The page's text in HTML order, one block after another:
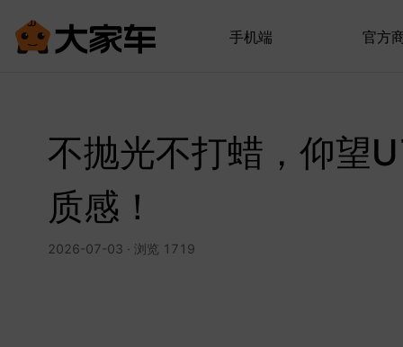
手机端 官方
不抛光不打蜡，仰望
质感！
2026-07-03 · 浏览 1719